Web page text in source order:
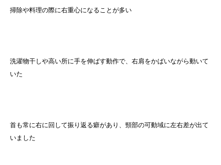
掃除や料理の際に右重心になることが多い
洗濯物干しや高い所に手を伸ばす動作で、右肩をかばいながら動いて
いた
首も常に右に回して振り返る癖があり、頸部の可動域に左右差が出て
いました